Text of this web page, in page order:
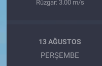
Rüzgar: 3.00 m/s
13 AĞUSTOS
PERŞEMBE